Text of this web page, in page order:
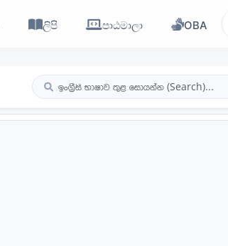
ලිපි පාඨමාලා OBA